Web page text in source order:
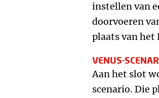
instellen van
doorvoeren
plaats van het
VENUS-
Aan het slot
scenario. Die